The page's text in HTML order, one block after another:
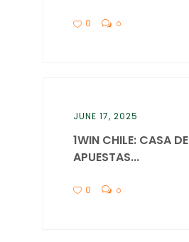
0 0
JUNE 17, 2025
1WIN CHILE: CASA DE
APUESTAS...
0 0